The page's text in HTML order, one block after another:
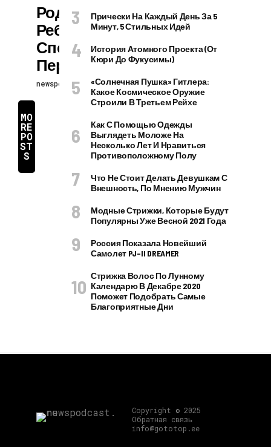
Родился Рыжий
Ребенок — Не
Спешите
Переживать
newspodcast 24.02.2024
MO
RE
PO
ST
S
Прически На Каждый День За 5
Минут, 5 Стильных Идей
История Атомного Проекта (от
Кюри До Фукусимы)
«Солнечная Пушка» Гитлера:
Какое Космическое Оружие
Строили В Третьем Рейхе
Как С Помощью Одежды
Выглядеть Моложе На
Несколько Лет И Нравиться
Противоположному Полу
Что Не Стоит Делать Девушкам С
Внешность, По Мнению Мужчин
Модные Стрижки, Которые Будут
Популярны Уже Весной 2021 Года
Россия Показала Новейший
Самолет PJ–II DREAMER
Стрижка Волос По Лунному
Календарю В Декабре 2020
Поможет Подобрать Самые
Благоприятные Дни
Copyright © 2025
Обратная связь
info@gototop.ee